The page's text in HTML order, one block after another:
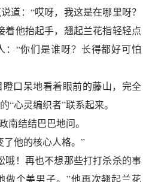
道：“哎呀，我这是在哪里呀？
着他抬起手，翘起兰花指轻轻点
：“你们是谁呀？长得都好可怕
口呆地看着眼前的藤山，完全
“心灵编织者”联系起来。
结结巴巴地问。
他的核心人格。”
哦！再也不想那些打打杀杀的事
做个美男子。”他再次翘起兰花